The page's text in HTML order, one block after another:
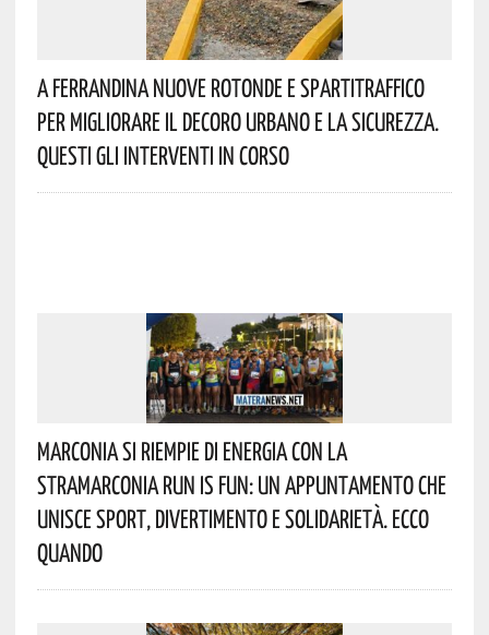
A Ferrandina Nuove Rotonde E Spartitraffico
Per Migliorare Il Decoro Urbano E La Sicurezza.
Questi Gli Interventi In Corso
Marconia Si Riempie Di Energia Con La
StraMarconia Run Is Fun: Un Appuntamento Che
Unisce Sport, Divertimento E Solidarietà. Ecco
Quando